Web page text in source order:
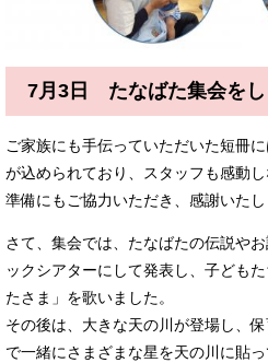
7月3日 たなばた集会をし
ご家族にも手伝っていただいた短冊
が込められており、スタッフも感動し
準備にもご協力いただき、感謝いたし
さて、集会では、たなばたの伝説や
ックシアターにして発表し、子ども
たさま」を歌いました。
その後は、大きな天の川が登場し、
で一緒にさまざまな星を天の川に貼っ